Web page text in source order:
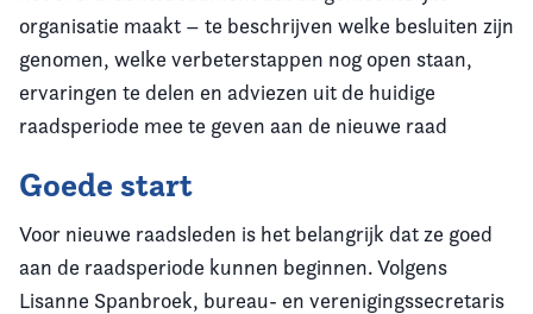
organisatie maakt – te beschrijven welke besluiten zijn
genomen, welke verbeterstappen nog open staan,
ervaringen te delen en adviezen uit de huidige
raadsperiode mee te geven aan de nieuwe raad
Goede start
Voor nieuwe raadsleden is het belangrijk dat ze goed
aan de raadsperiode kunnen beginnen. Volgens
Lisanne Spanbroek, bureau- en verenigingssecretaris